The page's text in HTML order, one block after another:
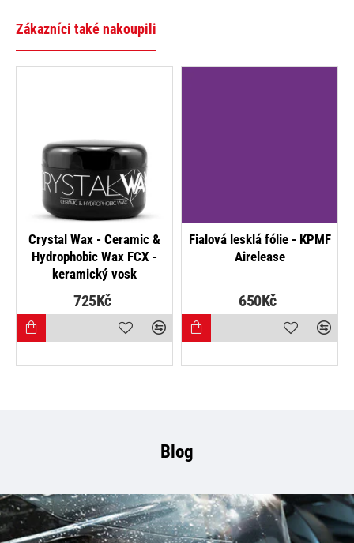
Zákazníci také nakoupili
Crystal Wax - Ceramic &
Hydrophobic Wax FCX -
keramický vosk
725Kč
NOVINKA
Fialová lesklá fólie - KPMF
Airelease
650Kč
Blog